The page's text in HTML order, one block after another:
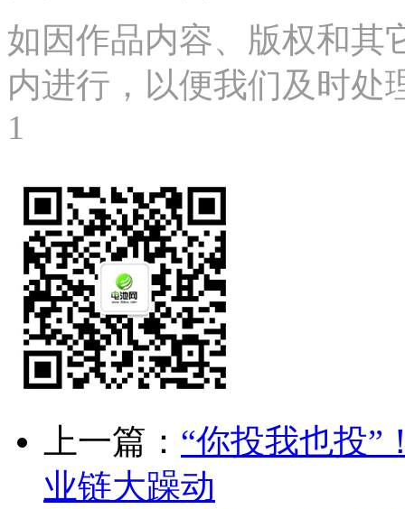
如因作品内容、版权和其
内进行，以便我们及时处
1
上一篇： “你投我也投”
业链大躁动